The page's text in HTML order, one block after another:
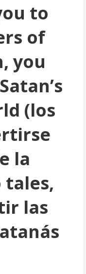
to
of
you
(los
la
tales,
las